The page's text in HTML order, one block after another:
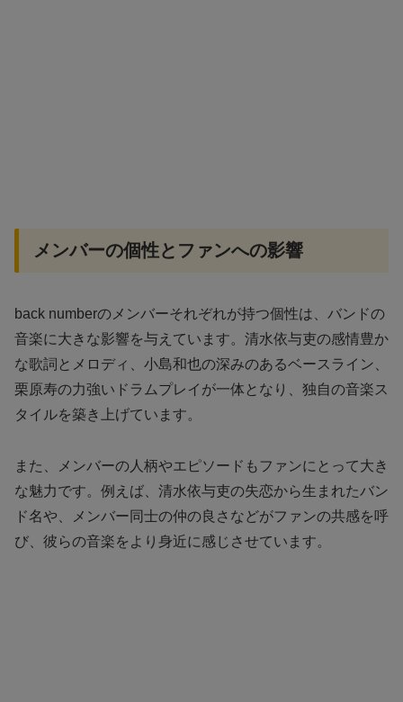
メンバーの個性とファンへの影響
back numberのメンバーそれぞれが持つ個性は、バンドの
音楽に大きな影響を与えています。清水依与吏の感情豊か
な歌詞とメロディ、小島和也の深みのあるベースライン、
栗原寿の力強いドラムプレイが一体となり、独自の音楽ス
タイルを築き上げています。
また、メンバーの人柄やエピソードもファンにとって大き
な魅力です。例えば、清水依与吏の失恋から生まれたバン
ド名や、メンバー同士の仲の良さなどがファンの共感を呼
び、彼らの音楽をより身近に感じさせています。